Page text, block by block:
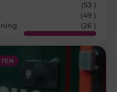
(53 )
(49 )
(26 )